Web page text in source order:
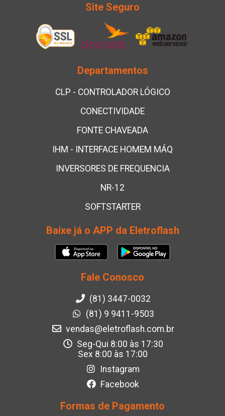
Site Seguro
Departamentos
CLP - CONTROLADOR LÓGICO
CONECTIVIDADE
FONTE CHAVEADA
IHM - INTERFACE HOMEM MÁQ
INVERSORES DE FREQUENCIA
NR-12
SOFTSTARTER
Baixe já o APP da Eletroflash
Fale Conosco
(81) 3447-0032
(81) 9 9411-9503
vendas@eletroflash.com.br
Seg-Qui 8:00 às 17:30
Sex 8:00 às 17:00
Instagram
Facebook
Formas de Pagamento